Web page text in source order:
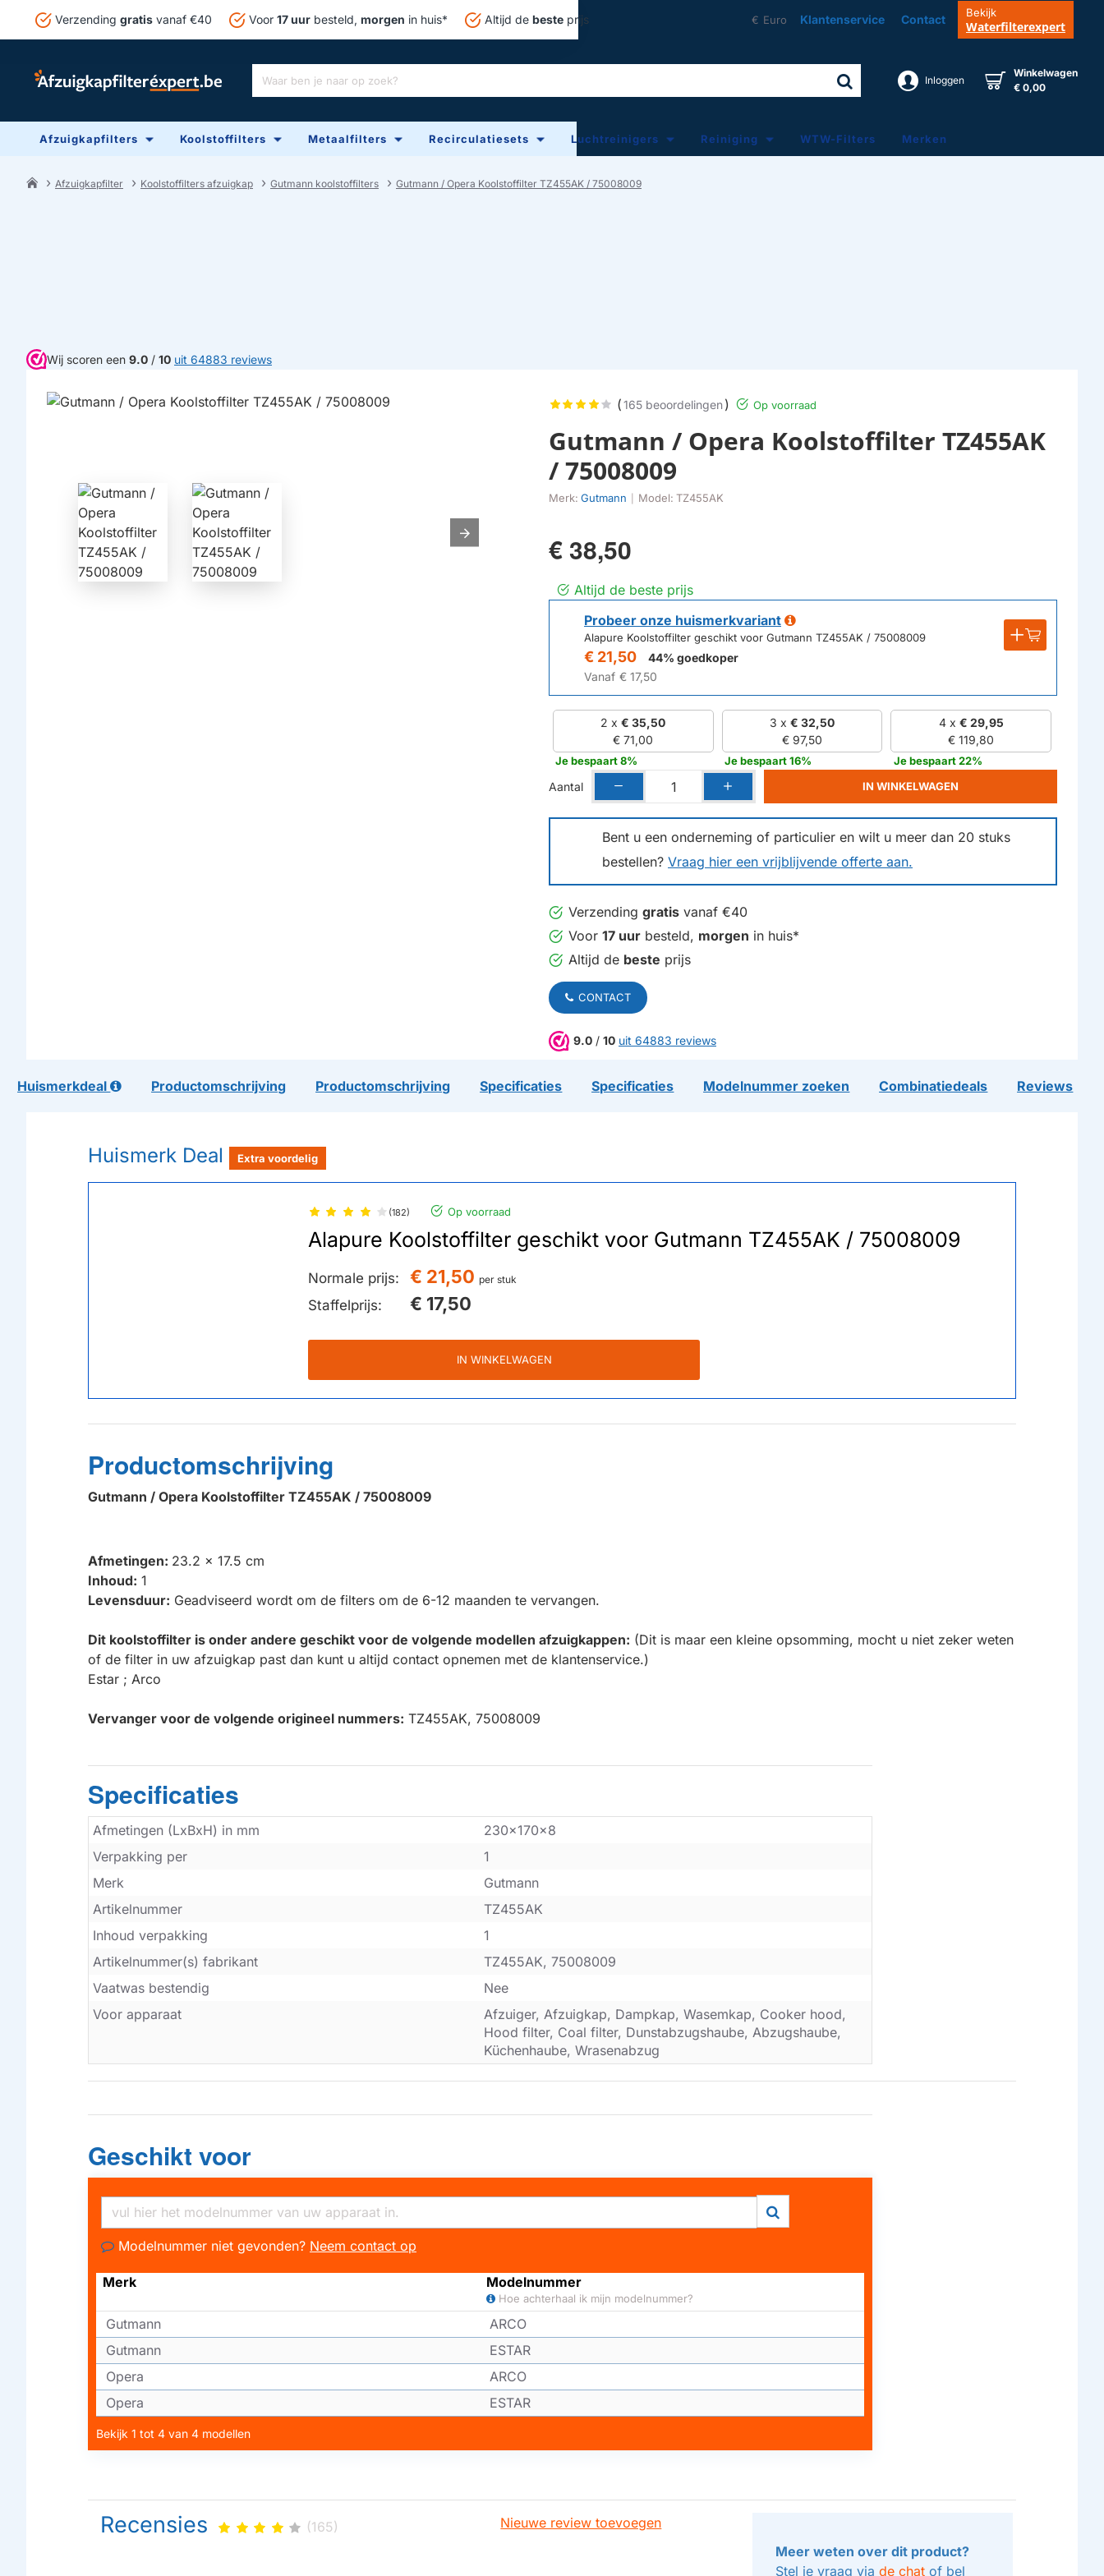
Verzending gratis vanaf €40 Voor 17 uur besteld, morgen in huis* Altijd de beste prijs € Euro Klantenservice Contact
Bekijk
Waterfilterexpert
Waar
je
naar
Inloggen
Winkelwagen
€ 0,00
Afzuigkapfilters Koolstoffilters Metaalfilters Recirculatiesets Luchtreinigers Reiniging WTW-Filters Merken
Afzuigkapfilter Koolstoffilters afzuigkap Gutmann koolstoffilters Gutmann / Opera Koolstoffilter TZ455AK / 75008009
Wij scoren een 9.0 / 10 uit 64883 reviews
Gutmann / Opera Koolstoffilter TZ455AK
/ 75008009
Merk: Gutmann Model: TZ455AK
(165 beoordelingen) Op voorraad
€ 38,50
Altijd de beste prijs
Probeer onze huismerkvariant
Alapure Koolstoffilter geschikt voor Gutmann TZ455AK / 75008009
€ 21,50
44% goedkoper
Vanaf € 17,50
2 x€ 35,50
€ 71,00
Je bespaart 8%
3 x € 32,50
€ 97,50
Je bespaart 16%
4 x € 29,95
€ 119,80
Je bespaart 22%
Bent u een onderneming of particulier en wilt u meer dan 20 stuks
bestellen? Vraag hier een vrijblijvende offerte aan.
Aantal IN WINKELWAGEN
Verzending gratis vanaf €40
Voor 17 uur besteld, morgen in huis*
Altijd de beste prijs
CONTACT
9.0 / 10 uit 64883 reviews
Huismerkdeal Productomschrijving Productomschrijving Specificaties Specificaties Modelnummer zoeken Combinatiedeals Reviews
Huismerk Deal Extra voordelig
(182) Op voorraad
Alapure Koolstoffilter geschikt voor Gutmann TZ455AK / 75008009
Normale prijs: € 21,50 per stuk
Staffelprijs: € 17,50
IN WINKELWAGEN
Productomschrijving
Gutmann / Opera Koolstoffilter TZ455AK / 75008009
Afmetingen: 23.2 x 17.5 cm
Inhoud: 1
Levensduur: Geadviseerd wordt om de filters om de 6-12 maanden te vervangen.
Dit koolstoffilter is onder andere geschikt voor de volgende modellen afzuigkappen: (Dit is maar een kleine opsomming, mocht u niet zeker weten
of de filter in uw afzuigkap past dan kunt u altijd contact opnemen met de klantenservice.)
Estar ; Arco
Vervanger voor de volgende origineel nummers: TZ455AK, 75008009
Specificaties
Afmetingen (LxBxH) in mm
230x170x8
Verpakking per
1
Merk
Gutmann
Artikelnummer
TZ455AK
Inhoud verpakking
1
Artikelnummer(s) fabrikant
TZ455AK, 75008009
Vaatwas bestendig
Nee
Voor apparaat
Afzuiger, Afzuigkap, Dampkap, Wasemkap, Cooker hood,
Hood filter, Coal filter, Dunstabzugshaube, Abzugshaube,
Küchenhaube, Wrasenabzug
Geschikt voor
Modelnummer niet gevonden? Neem contact op
Merk Modelnummer
Hoe achterhaal ik mijn modelnummer?
Gutmann
ARCO
Gutmann
ESTAR
Opera
ARCO
Opera
ESTAR
Bekijk 1 tot 4 van 4 modellen
Recensies (165)
Nieuwe review toevoegen
Meer weten over dit product?
Stel je vraag viade chat of bel